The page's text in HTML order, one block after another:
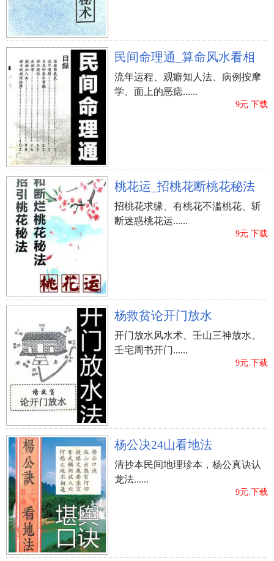
民间命理通_算命风水看相
流年运程、观癖知人法、病例按摩
学、面上的恶痣......
9元.下载
桃花运_招桃花断桃花秘法
招桃花求缘、有桃花不滥桃花、斩
断迷惑桃花运......
9元.下载
杨救贫论开门放水
开门放水风水术、壬山三神放水、
壬宅周书开门......
9元.下载
杨公决24山看地法
清抄本民间地理珍本，杨公真诀认
龙法......
9元.下载